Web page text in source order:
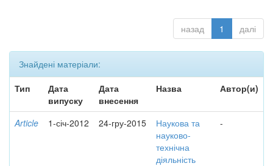
назад 1 далі
Знайдені матеріали:
Тип
Дата
випуску
Дата
внесення
Назва Автор(и)
Article 1-січ-2012 24-гру-2015
Наукова та
науково-
технічна
діяльність
-